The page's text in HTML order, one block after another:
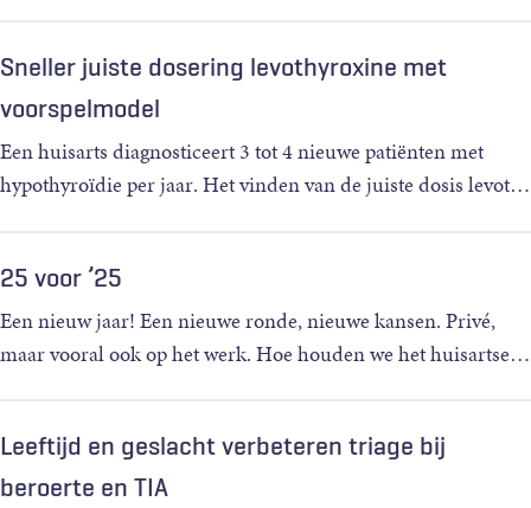
Sneller juiste dosering levothyroxine met
voorspelmodel
Een huisarts diagnosticeert 3 tot 4 nieuwe patiënten met
hypothyroïdie per jaar. Het vinden van de juiste dosis levot…
25 voor ’25
Een nieuw jaar! Een nieuwe ronde, nieuwe kansen. Privé,
maar vooral ook op het werk. Hoe houden we het huisartse…
Leeftijd en geslacht verbeteren triage bij
beroerte en TIA